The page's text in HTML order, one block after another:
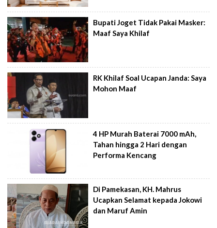
Bupati Joget Tidak Pakai Masker:
Maaf Saya Khilaf
RK Khilaf Soal Ucapan Janda: Saya
Mohon Maaf
4 HP Murah Baterai 7000 mAh,
Tahan hingga 2 Hari dengan
Performa Kencang
Di Pamekasan, KH. Mahrus
Ucapkan Selamat kepada Jokowi
dan Maruf Amin